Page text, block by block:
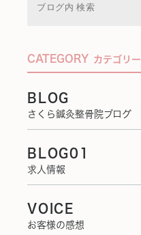
CATEGORY カテゴリー
BLOG
さくら鍼灸整骨院ブログ
BLOG01
求人情報
VOICE
お客様の感想